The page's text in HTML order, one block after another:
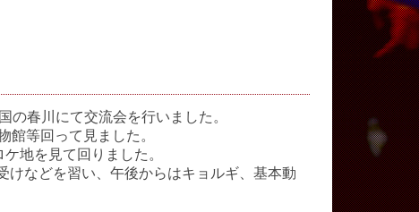
春川にて交流会を行いました。
等回って見ました。
地を見て回りました。
などを習い、午後からはキョルギ、基本動